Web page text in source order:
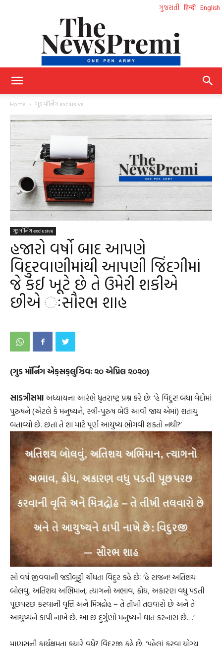
ગુજરાતી हिन्दी English
Gujarati
Home ગુડ મૉર્નિંગ exclusive
ગુડ મૉર્નિંગ exclusive
હજારો વર્ષો બાદ આપણે
વિદુરવાણીમાંથી આપણી જિંદગીમાં
જે કંઈ ખૂટે છે તે ઉમેરી શકીએ
છીએ ઃસૌરભ શાહ
(ગુડ મૉર્નિંગ એક્‌સક્‌લુઝિવઃ ૨૦ એપ્રિલ ૨૦૨૦)
સાડત્રીસમા અધ્યાયના આરંભે ધૃતરાષ્ટ્ર પ્રશ્ન કરે છેઃ ‘હે વિદુર! બધા વેદોમાં
પુરુષને (એટલે કે મનુષ્યને, સ્ત્રી-પુરુષ બેઉ આવી જાય એમાં) શતાયુ
બતાવ્યો છે. છતાં તે શા માટે પૂર્ણ આયુષ્ય ભોગવી શકતો નથી?’
સો વર્ષ જીવવાની જડીબુટ્ટી ચીંધતા વિદુર કહે છેઃ ‘હે રાજન! અતિશય
બોલવું, અતિશય અભિમાન, ત્યાગનો અભાવ, ક્રોધ, અકારણ વધુ પડતી
પૂછપરછ કરવાની વૃત્તિ અને મિત્રદ્રોહ – તે તીખી તલવારો છે અને તે
આયુષ્યને કાપી નાખે છે. આ છ દુર્ગુણો મનુષ્યને ઘાત કરનારા છે…’
માણસની કાર્યક્ષમતા ક્યારે વધે? વિદુરજી કહે છેઃ ‘પહેલાં કરવા યોગ્ય